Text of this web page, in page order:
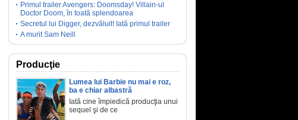
Primul trailer Avengers: Doomsday! Villain-ul
Doctor Doom, în toată splendoarea
Secretul lui Digger, dezvăluit! Iată primul trailer
A murit Sam Neill
Producţie
Lumea lui Barbie nu mai e roz,
ba e chiar albastră
Iată cine împiedică producţia unui
sequel şi de ce